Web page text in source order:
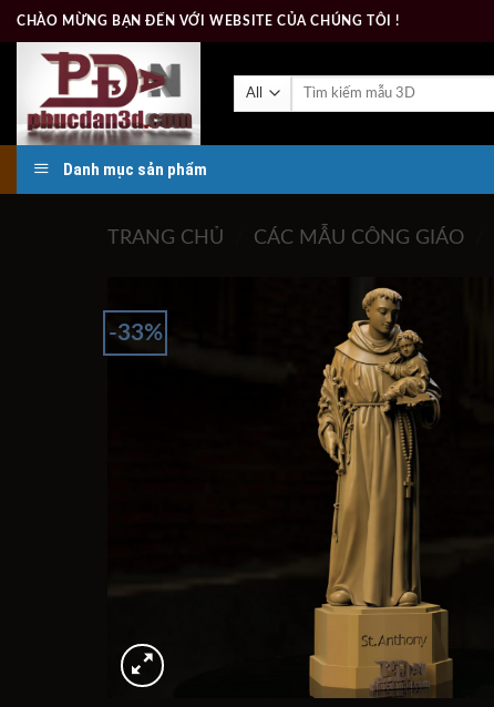
Skip
to
content
CHÀO MỪNG BẠN ĐẾN VỚI WEBSITE CỦA CHÚNG TÔI !
Tìm
Danh mục sản phẩm
TRANG CHỦ CÁC MẪU CÔNG GIÁO
-33%